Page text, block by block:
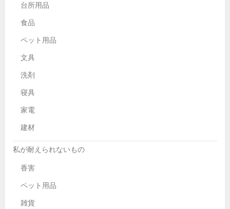
台所用品
食品
ペット用品
文具
洗剤
寝具
家電
建材
私が耐えられないもの
香害
ペット用品
雑貨